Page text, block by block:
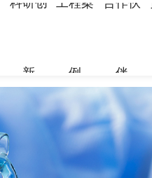
企业简介
组织架构
党建引领
新材料事业部
世界杯平台-世界杯(中
特种砂浆
科研创
新
科研团队
科研成果
工程案
例
地标性工程
交通枢纽工程
工业防腐工程
合作伙
伴
合作伙伴
企业新闻
人力资源